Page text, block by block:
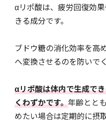
αリポ酸は、疲労回復効
きる成分です。
ブドウ糖の消化効率を高
へ変換させるのを防いで
αリポ酸は体内で生成で
くわずかです。年齢とと
めたい場合は定期的に摂